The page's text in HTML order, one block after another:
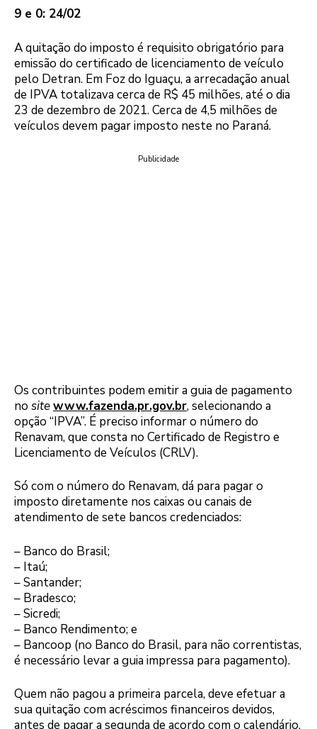
9 e 0: 24/02
A quitação do imposto é requisito obrigatório para
emissão do certificado de licenciamento de veículo
pelo Detran. Em Foz do Iguaçu, a arrecadação anual
de IPVA totalizava cerca de R$ 45 milhões, até o dia
23 de dezembro de 2021. Cerca de 4,5 milhões de
veículos devem pagar imposto neste no Paraná.
Publicidade
Os contribuintes podem emitir a guia de pagamento
no sitewww.fazenda.pr.gov.br, selecionando a
opção “IPVA”. É preciso informar o número do
Renavam, que consta no Certificado de Registro e
Licenciamento de Veículos (CRLV).
Só com o número do Renavam, dá para pagar o
imposto diretamente nos caixas ou canais de
atendimento de sete bancos credenciados:
– Banco do Brasil;
– Itaú;
– Santander;
– Bradesco;
– Sicredi;
– Banco Rendimento; e
– Bancoop (no Banco do Brasil, para não correntistas,
é necessário levar a guia impressa para pagamento).
Quem não pagou a primeira parcela, deve efetuar a
sua quitação com acréscimos financeiros devidos,
antes de pagar a segunda de acordo com o calendário,